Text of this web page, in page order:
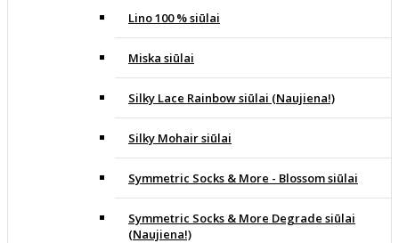
Lino 100 % siūlai
Miska siūlai
Silky Lace Rainbow siūlai (Naujiena!)
Silky Mohair siūlai
Symmetric Socks & More - Blossom siūlai
Symmetric Socks & More Degrade siūlai
(Naujiena!)